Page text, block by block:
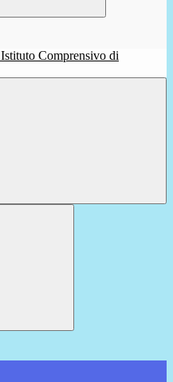
Istituto Comprensivo di